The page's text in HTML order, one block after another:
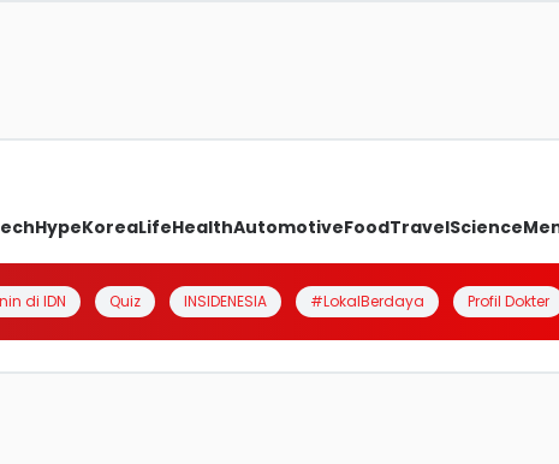
HypeKoreaLifeHealthAutomotiveFoodTravelScience
di IDN Quiz INSIDENESIA #LokalBerdaya Profil Dokter